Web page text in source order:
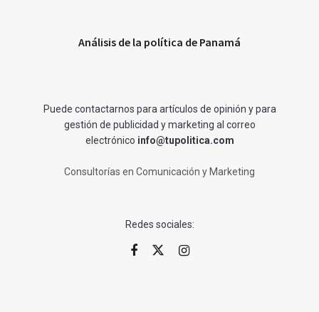
Análisis de la política de Panamá
Puede contactarnos para artículos de opinión y para
gestión de publicidad y marketing al correo
electrónico info@tupolitica.com
Consultorías en Comunicación y Marketing
Redes sociales: